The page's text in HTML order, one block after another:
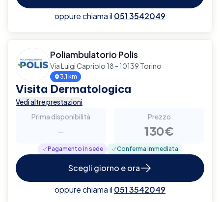
oppure chiama il 051 3542049
Poliambulatorio Polis
Via Luigi Capriolo 18 - 10139 Torino
3.1 km
Visita Dermatologica
Vedi altre prestazioni
Prima disponibilità
-
Prezzo
130€
Pagamento in sede Conferma immediata
Scegli giorno e ora
oppure chiama il 051 3542049